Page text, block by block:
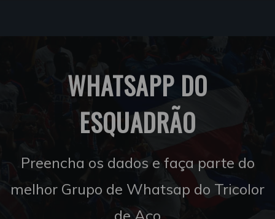
WHATSAPP DO
ESQUADRÃO
Preencha os dados e faça parte do
melhor Grupo de Whatsap do Tricolor
de Aço